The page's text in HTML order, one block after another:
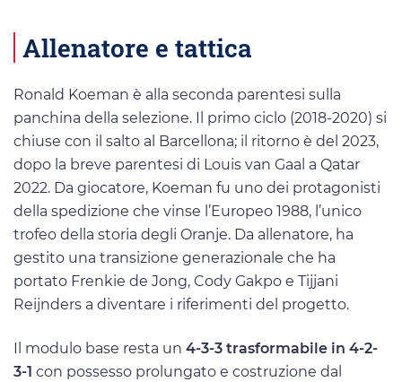
Allenatore e tattica
Ronald Koeman è alla seconda parentesi sulla
panchina della selezione. Il primo ciclo (2018-2020) si
chiuse con il salto al Barcellona; il ritorno è del 2023,
dopo la breve parentesi di Louis van Gaal a Qatar
2022. Da giocatore, Koeman fu uno dei protagonisti
della spedizione che vinse l’Europeo 1988, l’unico
trofeo della storia degli Oranje. Da allenatore, ha
gestito una transizione generazionale che ha
portato Frenkie de Jong, Cody Gakpo e Tijjani
Reijnders a diventare i riferimenti del progetto.
Il modulo base resta un 4-3-3 trasformabile in 4-2-
3-1 con possesso prolungato e costruzione dal